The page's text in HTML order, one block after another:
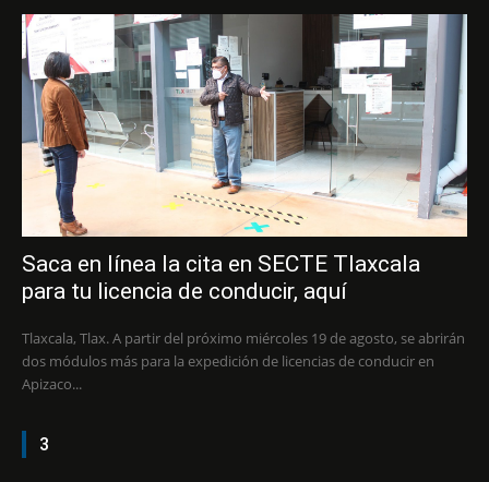
Saca en línea la cita en SECTE Tlaxcala
para tu licencia de conducir, aquí
Tlaxcala, Tlax. A partir del próximo miércoles 19 de agosto, se abrirán
dos módulos más para la expedición de licencias de conducir en
Apizaco...
3